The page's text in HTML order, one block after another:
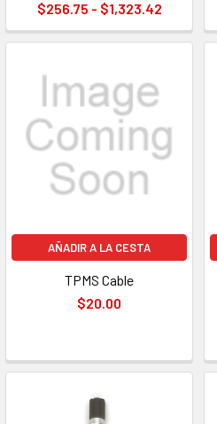
$256.75 - $1,323.42
AÑADIR A LA CESTA
TPMS Cable
$20.00